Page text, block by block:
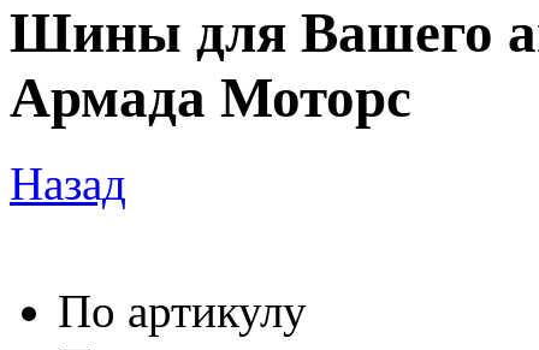
Шины для Вашего
Армада Моторс
Назад
По артикулу